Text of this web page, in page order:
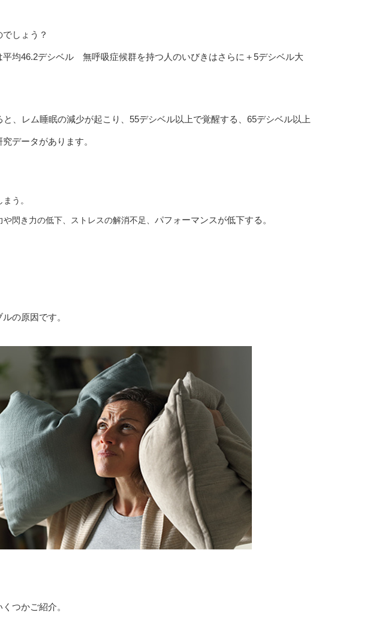
しょう？
平均46.2デシベル 無呼吸症候群を持つ人のいびきはさらに＋5デシベル大
、レム睡眠の減少が起こり、55デシベル以上で覚醒する、65デシベル以上
データがあります。
う。
閃き力の低下、ストレスの解消不足、 パフォーマンスが低下する。
の原因です。
つかご紹介。